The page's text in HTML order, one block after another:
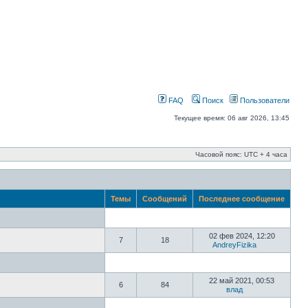
FAQ Поиск Пользователи
Текущее время: 06 авг 2026, 13:45
Часовой пояс: UTC + 4 часа
Темы Сообщений Последнее сообщение
7 18
02 фев 2024, 12:20
AndreyFizika
6 84
22 май 2021, 00:53
влад